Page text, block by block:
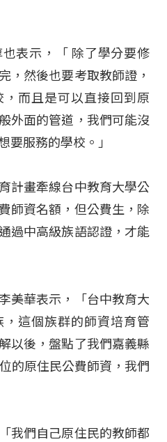
表示，「 除了學分要修
，然後也要考取教師證，
而且是可以直接回到原
外面的管道，我們可能沒
要服務的學校。」
計畫牽線台中教育大學公
師資名額，但公費生，除
過中高級族語認證，才能
美華表示，「台中教育大
這個族群的師資培育管
以後，盤點了我們嘉義縣
的原住民公費師資，我們
我們自己原住民的教師都